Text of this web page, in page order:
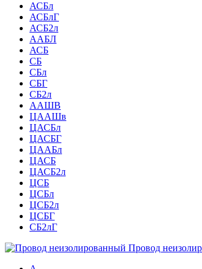
АСБл
АСБлГ
АСБ2л
ААБЛ
АСБ
СБ
СБл
СБГ
СБ2л
ААШВ
ЦААШв
ЦАСБл
ЦАСБГ
ЦААБл
ЦАСБ
ЦАСБ2л
ЦСБ
ЦСБл
ЦСБ2л
ЦСБГ
СБ2лГ
Провод